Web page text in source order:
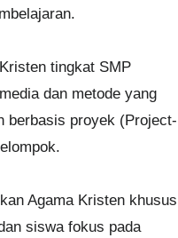
tingkat SMP
dan metode yang
berbasis proyek (Project-
Agama Kristen khusus
siswa fokus pada